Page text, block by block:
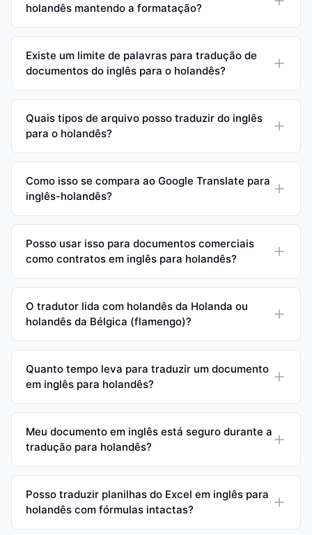
holandês mantendo a formatação?
Existe um limite de palavras para tradução de
documentos do inglês para o holandês?
Quais tipos de arquivo posso traduzir do inglês
para o holandês?
Como isso se compara ao Google Translate para
inglês-holandês?
Posso usar isso para documentos comerciais
como contratos em inglês para holandês?
O tradutor lida com holandês da Holanda ou
holandês da Bélgica (flamengo)?
Quanto tempo leva para traduzir um documento
em inglês para holandês?
Meu documento em inglês está seguro durante a
tradução para holandês?
Posso traduzir planilhas do Excel em inglês para
holandês com fórmulas intactas?